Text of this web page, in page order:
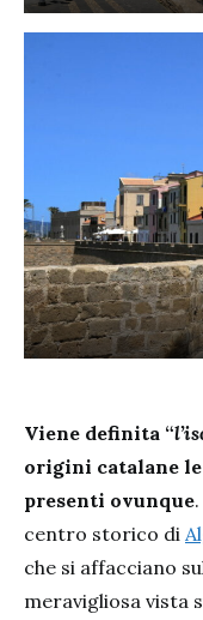
Viene definita “
origini catalane
presenti ovunque
centro storico di
che si affacciano
meravigliosa vista